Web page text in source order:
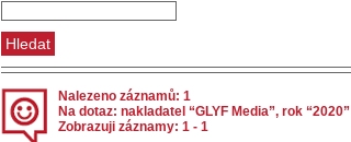
Nalezeno záznamů: 1
Na dotaz: nakladatel “GLYF Media”, rok “2020”
Zobrazuji záznamy: 1 - 1